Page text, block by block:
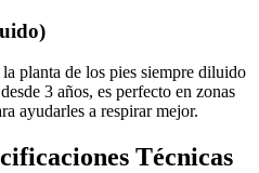
planta de los pies siempre diluido
3 años, es perfecto en zonas
ayudarles a respirar mejor.
Técnicas